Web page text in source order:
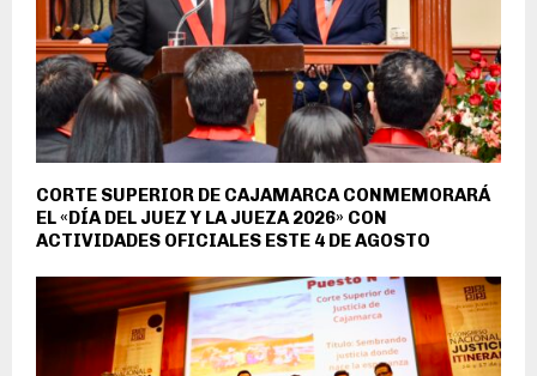
CORTE SUPERIOR DE CAJAMARCA CONMEMORARÁ
EL «DÍA DEL JUEZ Y LA JUEZA 2026» CON
ACTIVIDADES OFICIALES ESTE 4 DE AGOSTO